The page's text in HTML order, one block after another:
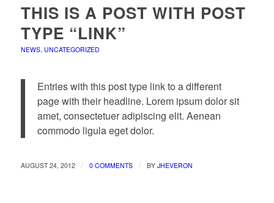
THIS IS A POST WITH POST
TYPE “LINK”
NEWS, UNCATEGORIZED
Entries with this post type link to a different
page with their headline. Lorem ipsum dolor sit
amet, consectetuer adipiscing elit. Aenean
commodo ligula eget dolor.
AUGUST 24, 2012 / 0 COMMENTS / BY JHEVERON